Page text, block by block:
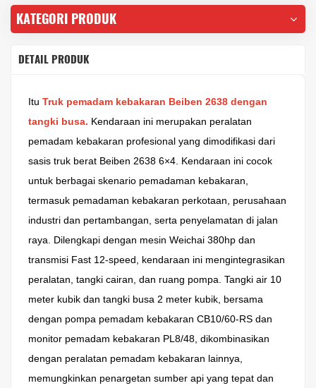
KATEGORI PRODUK
DETAIL PRODUK
Itu Truk pemadam kebakaran Beiben 2638 dengan
tangki busa. Kendaraan ini merupakan peralatan
pemadam kebakaran profesional yang dimodifikasi dari
sasis truk berat Beiben 2638 6×4. Kendaraan ini cocok
untuk berbagai skenario pemadaman kebakaran,
termasuk pemadaman kebakaran perkotaan, perusahaan
industri dan pertambangan, serta penyelamatan di jalan
raya. Dilengkapi dengan mesin Weichai 380hp dan
transmisi Fast 12-speed, kendaraan ini mengintegrasikan
peralatan, tangki cairan, dan ruang pompa. Tangki air 10
meter kubik dan tangki busa 2 meter kubik, bersama
dengan pompa pemadam kebakaran CB10/60-RS dan
monitor pemadam kebakaran PL8/48, dikombinasikan
dengan peralatan pemadam kebakaran lainnya,
memungkinkan penargetan sumber api yang tepat dan